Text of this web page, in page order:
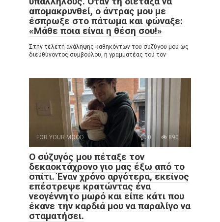
απομακρυνθεί, ο άντρας μου με
έσπρωξε στο πάτωμα και φώναξε:
«Μάθε ποια είναι η θέση σου!»
Στην τελετή ανάληψης καθηκόντων του συζύγου μου ως
διευθύνοντος συμβούλου, η γραμματέας του τον
FOR YOUR MOOD 0 890
Ο σύζυγός μου πέταξε τον
δεκαοκτάχρονο γιο μας έξω από το
σπίτι. Έναν χρόνο αργότερα, εκείνος
επέστρεψε κρατώντας ένα
νεογέννητο μωρό και είπε κάτι που
έκανε την καρδιά μου να παραλίγο να
σταματήσει.